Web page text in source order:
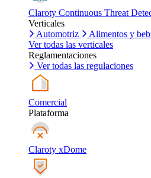
Claroty Continuous Threat
Verticales
Automotriz
Alimentos y
Ver todas las verticales
Reglamentaciones
Ver todas las regulaciones
Comercial
Plataforma
Claroty xDome